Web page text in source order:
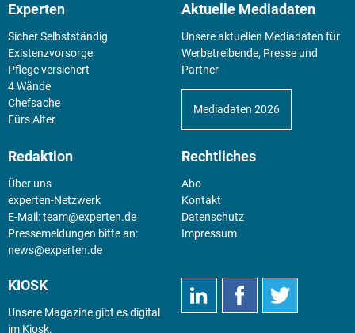
Experten
Sicher Selbstständig
Existenz­vorsorge
Pflege versichert
4 Wände
Chefsache
Fürs Alter
Aktuelle Mediadaten
Unsere aktuellen Mediadaten für
Werbetreibende, Presse und
Partner
Mediadaten 2026
Redaktion
Über uns
experten-Netzwerk
E-Mail:team@experten.de
Pressemeldungen bitte an:
news@experten.de
Rechtliches
Abo
Kontakt
Datenschutz
Impressum
KIOSK
Unsere Magazine gibt es digital
im Kiosk.